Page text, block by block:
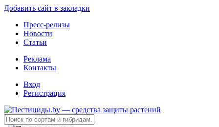
Добавить сайт в закладки
Пресс-релизы
Новости
Статьи
Реклама
Контакты
Вход
Регистрация